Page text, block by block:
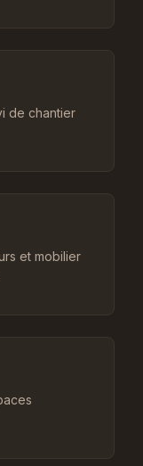
de chantier
et mobilier